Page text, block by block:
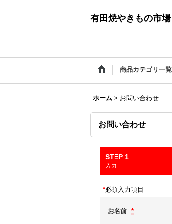
有田焼やきもの市場
商品カテゴリ一覧
ホーム > お問い合わせ
お問い合わせ
STEP 1
入力
*必須入力項目
お名前 *